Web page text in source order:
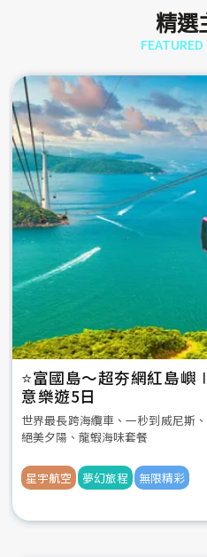
精選
⭐️富國島～超夯網紅島
意樂遊5日
世界最長跨海纜車、一秒到威尼斯
絕美夕陽、龍蝦海味套餐
星宇航空 夢幻旅程 無限精彩